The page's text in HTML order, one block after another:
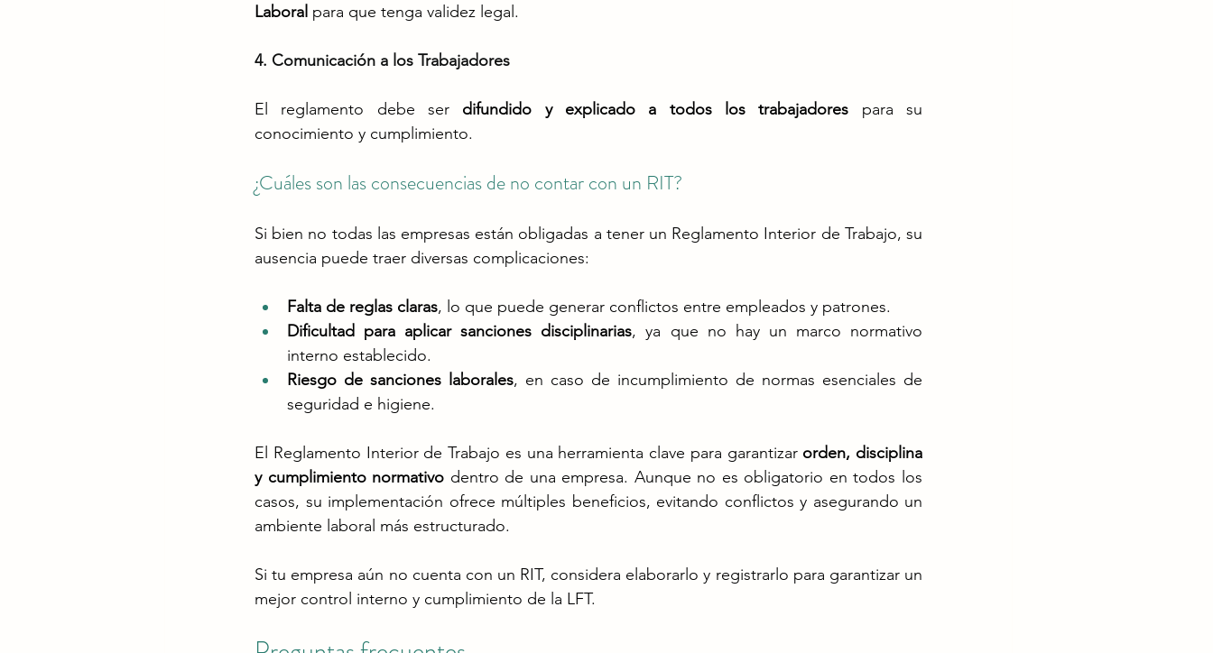
Laboral para que tenga validez legal.
4. Comunicación a los Trabajadores
El reglamento debe ser difundido y explicado a todos los trabajadores para su
conocimiento y cumplimiento.
¿Cuáles son las consecuencias de no contar con un RIT?
Si bien no todas las empresas están obligadas a tener un Reglamento Interior de Trabajo, su
ausencia puede traer diversas complicaciones:
Falta de reglas claras, lo que puede generar conflictos entre empleados y patrones.
Dificultad para aplicar sanciones disciplinarias, ya que no hay un marco normativo
interno establecido.
Riesgo de sanciones laborales, en caso de incumplimiento de normas esenciales de
seguridad e higiene​.
El Reglamento Interior de Trabajo es una herramienta clave para garantizar orden, disciplina
y cumplimiento normativo dentro de una empresa. Aunque no es obligatorio en todos los
casos, su implementación ofrece múltiples beneficios, evitando conflictos y asegurando un
ambiente laboral más estructurado​.
Si tu empresa aún no cuenta con un RIT, considera elaborarlo y registrarlo para garantizar un
mejor control interno y cumplimiento de la LFT.